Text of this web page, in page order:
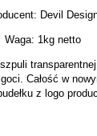
Devil
Waga: 1kg netto
Całość w
z logo